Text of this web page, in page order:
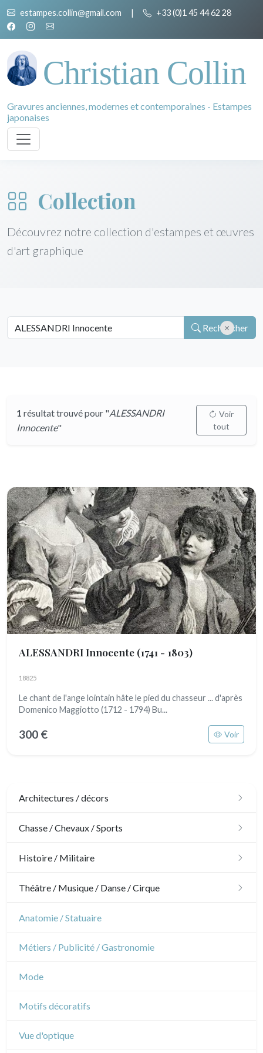
estampes.collin@gmail.com | +33 (0)1 45 44 62 28
Christian Collin
Gravures anciennes, modernes et contemporaines - Estampes
japonaises
Collection
Découvrez notre collection d'estampes et œuvres
d'art graphique
Rechercher
1 résultat trouvé pour "ALESSANDRI
Innocente"
Voir
tout
ALESSANDRI Innocente (1741 - 1803)
18825
Le chant de l'ange lointain hâte le pied du chasseur ... d'après
Domenico Maggiotto (1712 - 1794) Bu...
300 € Voir
Architectures / décors
Architecture
Chasse / Chevaux / Sports
Chasse
Histoire / Militaire
Militaire
Théâtre / Musique / Danse / Cirque
Théâtre
Anatomie / Statuaire
Métiers / Publicité / Gastronomie
Mode
Motifs décoratifs
Vue d'optique